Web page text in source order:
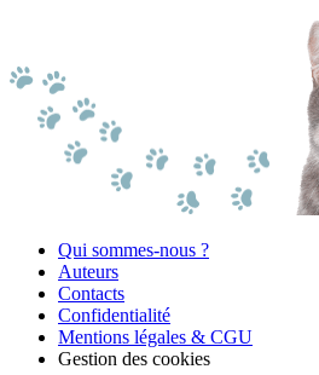
Qui sommes-nous ?
Auteurs
Contacts
Confidentialité
Mentions légales & CGU
Gestion des cookies